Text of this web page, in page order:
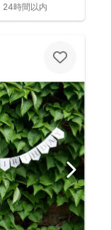
24時間以内